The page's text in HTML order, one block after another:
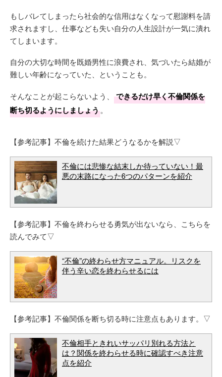
もしバレてしまったら社会的な信用はなくなって慰謝料を請
求されますし、仕事なども失い自分の人生設計が一気に潰れ
てしまいます。
自分の大切な時間を既婚男性に浪費され、気づいたら結婚が
難しい年齢になっていた、ということも。
そんなことが起こらないよう、
できるだけ早く不倫関係を
断ち切るようにしましょう。
【参考記事】不倫を続けた結果どうなるかを解説▽
不倫には悲惨な結末しか待っていない！最
悪の末路になった6つのパターンを紹介
【参考記事】不倫を終わらせる勇気が出ないなら、こちらを
読んでみて▽
“不倫”の終わらせ方マニュアル。リスクを
伴う辛い恋を終わらせるには
【参考記事】不倫関係を断ち切る時に注意点もあります。▽
不倫相手ときれいサッパリ別れる方法と
は？関係を終わらせる時に確認すべき注意
点を紹介